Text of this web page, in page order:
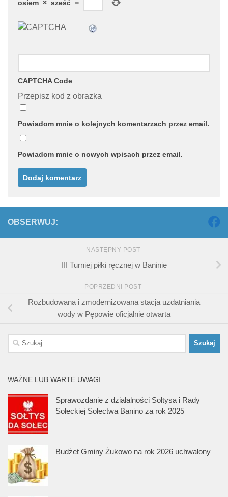
osiem × sześć =
CAPTCHA Code
Przepisz kod z obrazka
Powiadom mnie o kolejnych komentarzach przez email.
Powiadom mnie o nowych wpisach przez email.
OBSERWUJ:
NASTĘPNY POST
III Turniej piłki ręcznej w Baninie
POPRZEDNI POST
Rozbudowana i zmodernizowana stacja uzdatniania
wody w Pępowie oficjalnie otwarta
Szukaj:
WAŻNE LUB WARTE UWAGI
Sprawozdanie z działalności Sołtysa i Rady
Sołeckiej Sołectwa Banino za rok 2025
Budżet Gminy Żukowo na rok 2026 uchwalony